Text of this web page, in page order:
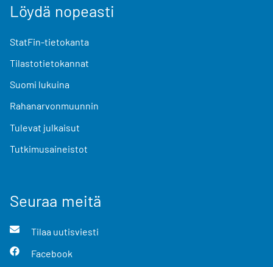
Löydä nopeasti
StatFin-tietokanta
Tilastotietokannat
Suomi lukuina
Rahanarvonmuunnin
Tulevat julkaisut
Tutkimusaineistot
Seuraa meitä
Tilaa uutisviesti
Facebook